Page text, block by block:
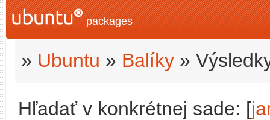
packages
» Ubuntu » Balíky »
Hľadať v konkrétnej sade: [